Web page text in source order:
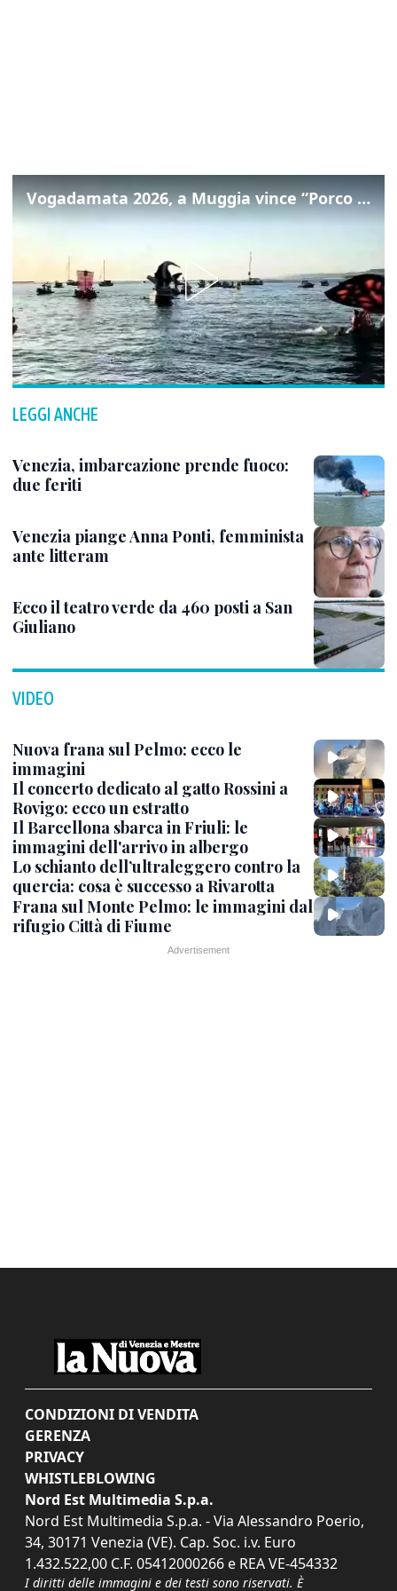
Vogadamata 2026, a Muggia vince “Porco rosso” della compagnia Brividi
LEGGI ANCHE
Venezia, imbarcazione prende fuoco:
due feriti
Venezia piange Anna Ponti, femminista
ante litteram
Ecco il teatro verde da 460 posti a San
Giuliano
VIDEO
Nuova frana sul Pelmo: ecco le
immagini
Il concerto dedicato al gatto Rossini a
Rovigo: ecco un estratto
Il Barcellona sbarca in Friuli: le
immagini dell'arrivo in albergo
Lo schianto dell’ultraleggero contro la
quercia: cosa è successo a Rivarotta
Frana sul Monte Pelmo: le immagini dal
rifugio Città di Fiume
CONDIZIONI DI VENDITA
GERENZA
PRIVACY
WHISTLEBLOWING
Nord Est Multimedia S.p.a.
Nord Est Multimedia S.p.a. - Via Alessandro Poerio,
34, 30171 Venezia (VE). Cap. Soc. i.v. Euro
1.432.522,00 C.F. 05412000266 e REA VE-454332
I diritti delle immagini e dei testi sono riservati. È